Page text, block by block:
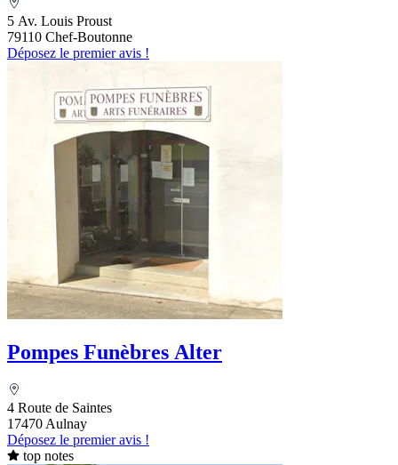
5 Av. Louis Proust
79110 Chef-Boutonne
Déposez le premier avis !
Pompes Funèbres Alter
4 Route de Saintes
17470 Aulnay
Déposez le premier avis !
top notes